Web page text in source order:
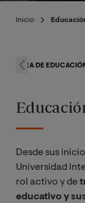
Inicio
ÁREA DE
Desde sus
Universidad
rol activo y de
educativo y